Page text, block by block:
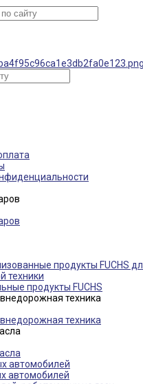
продукты FUCHS
техники
продукты FUCHS
техника
техника
автомобилей
автомобилей